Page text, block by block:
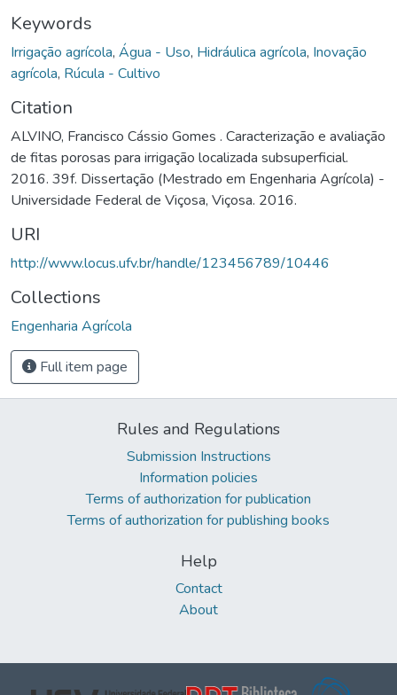
Keywords
Irrigação agrícola, Água - Uso, Hidráulica agrícola, Inovação
agrícola, Rúcula - Cultivo
Citation
ALVINO, Francisco Cássio Gomes . Caracterização e avaliação
de fitas porosas para irrigação localizada subsuperficial.
2016. 39f. Dissertação (Mestrado em Engenharia Agrícola) -
Universidade Federal de Viçosa, Viçosa. 2016.
URI
http://www.locus.ufv.br/handle/123456789/10446
Collections
Engenharia Agrícola
Full item page
Rules and Regulations
Submission Instructions
Information policies
Terms of authorization for publication
Terms of authorization for publishing books
Help
Contact
About